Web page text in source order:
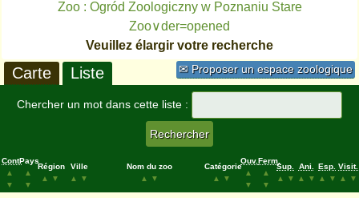
Zoo : Ogród Zoologiczny w Poznaniu Stare
Zoo∨der=opened
Veuillez élargir votre recherche
✉ Proposer un espace zoologique
Carte Liste
Chercher un mot dans cette liste :
Cont.
▲
▼
Pays
▲
▼
Région
▲
▼
Ville
▲
▼
Nom du zoo
▲
▼
Catégorie
▲
▼
Ouv.
▲
▼
Ferm.
▲
▼
Sup.
▲
▼
Ani.
▲
▼
Esp.
▲
▼
Visit.
▲
▼